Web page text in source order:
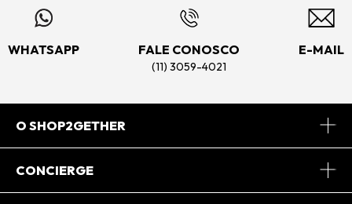
WHATSAPP FALE CONOSCO
(11) 3059-4021
E-MAIL
O SHOP2GETHER
Sobre Nós
CONCIERGE